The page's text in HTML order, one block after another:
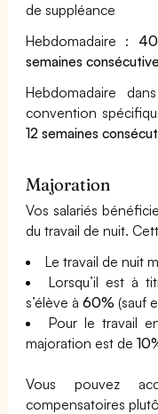
de suppléance
Hebdomadaire :
semaines
Hebdomadaire
convention
12 semaines
Majoration
Vos salariés
du travail de nuit.
Le travail de nuit
Lorsqu’il est à
s’élève à60% (sauf
Pour le travail
majoration est de
Vous pouvez
compensatoires